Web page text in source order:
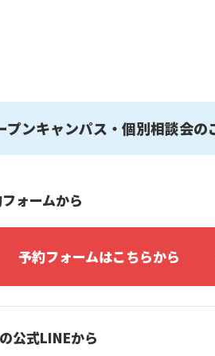
プンキャンパス・個別相談会の
ォームから
予約フォームはこちらから
公式LINEから